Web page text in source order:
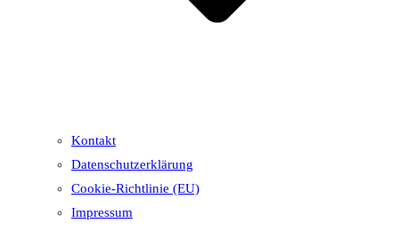
Kontakt
Datenschutzerklärung
Cookie-Richtlinie (EU)
Impressum